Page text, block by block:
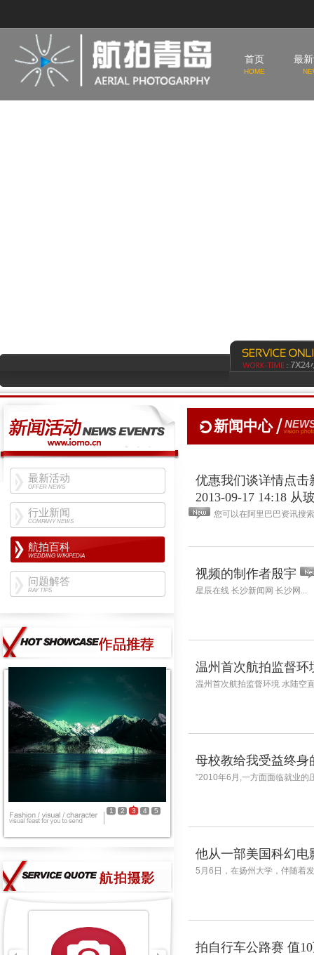
首页
HOME
最
最新活动
OFFER NEWS
行业新闻
COMPANY NEWS
航拍百科
WEDDING WIKIPEDIA
问题解答
RAY TIPS
1 2 3 4 5
新闻中心
优惠我们谈详情点
2013-09-17 14:18 从
您可以在阿里巴巴资讯搜
视频的制作者殷宇
星辰在线 长沙新闻网 长沙网...
温州首次航拍监督环
温州首次航拍监督环境 水陆空
母校教给我受益终身
”2010年6月,一方面面临就业的
他从一部美国科幻电
5月6日，在扬州大学，伴随着
拍自行车公路赛 值